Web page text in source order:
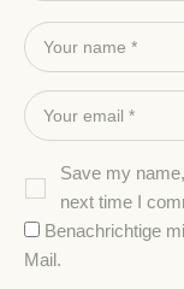
Save my
next time I
Benachrichtige
Mail.